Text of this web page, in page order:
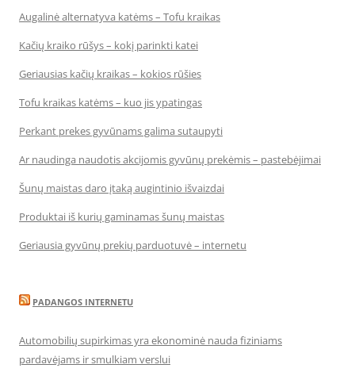
Augalinė alternatyva katėms – Tofu kraikas
Kačių kraiko rūšys – kokį parinkti katei
Geriausias kačių kraikas – kokios rūšies
Tofu kraikas katėms – kuo jis ypatingas
Perkant prekes gyvūnams galima sutaupyti
Ar naudinga naudotis akcijomis gyvūnų prekėmis – pastebėjimai
Šunų maistas daro įtaką augintinio išvaizdai
Produktai iš kurių gaminamas šunų maistas
Geriausia gyvūnų prekių parduotuvė – internetu
PADANGOS INTERNETU
Automobilių supirkimas yra ekonominė nauda fiziniams
pardavėjams ir smulkiam verslui